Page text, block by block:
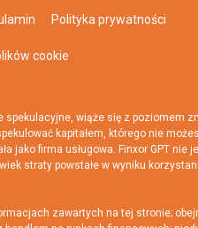
Polityka prywatności
cookie
spekulacyjne, wiąże się z poziomem
kapitałem, którego nie
jako firma usługowa. Finxor GPT nie
straty powstałe w wyniku
zawartych na tej stronie;